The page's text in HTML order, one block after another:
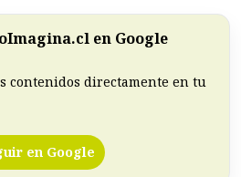
en Google
contenidos directamente en tu
en Google